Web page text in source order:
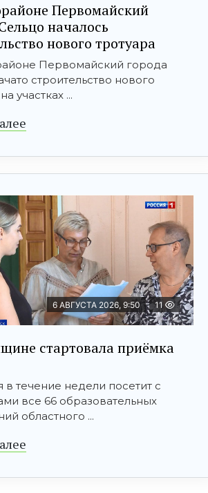
Первомайский
началось
нового тротуара
Первомайский города
строительство нового
участках ...
6 АВГУСТА 2026, 9:50 11
стартовала приёмка
в течение недели посетит с
все 66 образовательных
областного ...